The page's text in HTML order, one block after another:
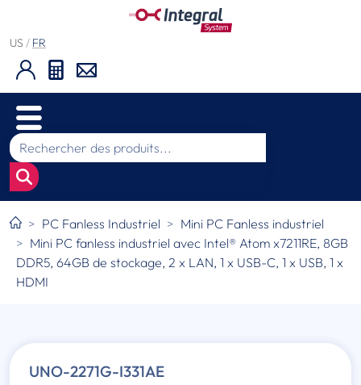
US / FR
PC Fanless Industriel
Mini PC Fanless industriel
Mini PC fanless industriel avec Intel® Atom x7211RE, 8GB
DDR5, 64GB de stockage, 2 x LAN, 1 x USB-C, 1 x USB, 1 x
HDMI
UNO-2271G-I331AE